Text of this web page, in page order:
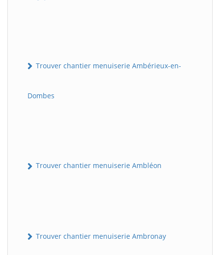
Trouver chantier menuiserie Ambérieux-en-
Dombes
Trouver chantier menuiserie Ambléon
Trouver chantier menuiserie Ambronay